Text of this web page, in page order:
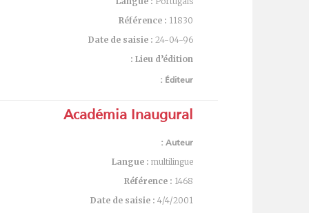
Référence : 11830
Date de saisie : 24-04-96
Lieu d’édition :
Éditeur :
Académia Inaugural
Auteur :
Langue : multilingue
Référence : 1468
Date de saisie : 4/4/2001